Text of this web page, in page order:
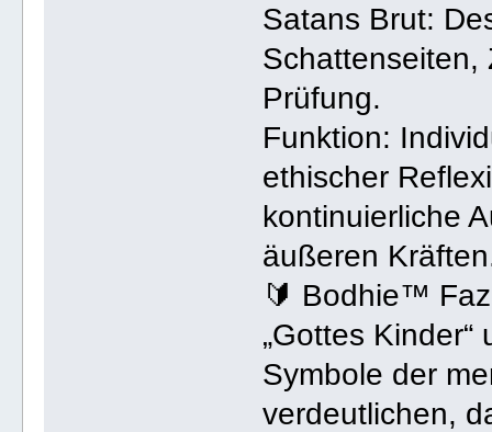
Satans Brut:
Schattenseiten,
Prüfung.
Funktion:
ethischer
kontinuierliche
äußeren
🔰 Bodhie™
„Gottes Kinder“
Symbole der
verdeutlichen,